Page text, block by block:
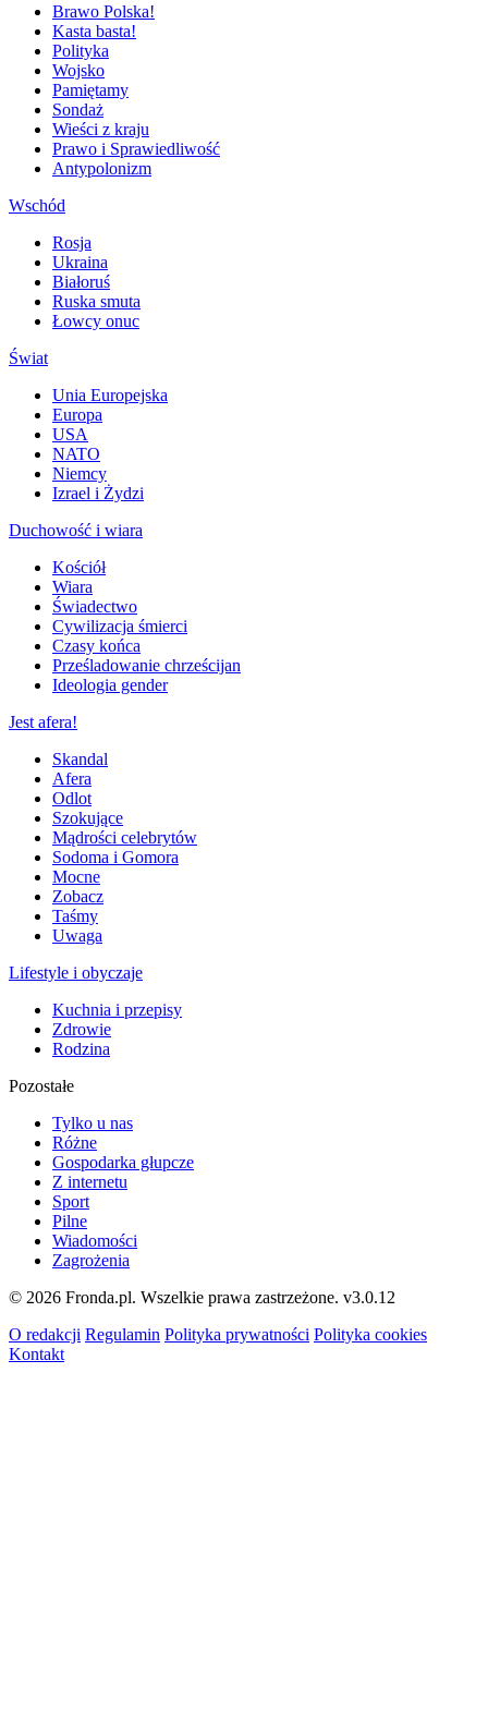
Brawo Polska!
Kasta basta!
Polityka
Wojsko
Pamiętamy
Sondaż
Wieści z kraju
Prawo i Sprawiedliwość
Antypolonizm
Wschód
Rosja
Ukraina
Białoruś
Ruska smuta
Łowcy onuc
Świat
Unia Europejska
Europa
USA
NATO
Niemcy
Izrael i Żydzi
Duchowość i wiara
Kościół
Wiara
Świadectwo
Cywilizacja śmierci
Czasy końca
Prześladowanie chrześcijan
Ideologia gender
Jest afera!
Skandal
Afera
Odlot
Szokujące
Mądrości celebrytów
Sodoma i Gomora
Mocne
Zobacz
Taśmy
Uwaga
Lifestyle i obyczaje
Kuchnia i przepisy
Zdrowie
Rodzina
Pozostałe
Tylko u nas
Różne
Gospodarka głupcze
Z internetu
Sport
Pilne
Wiadomości
Zagrożenia
© 2026 Fronda.pl. Wszelkie prawa zastrzeżone. v3.0.12
O redakcji Regulamin Polityka prywatności Polityka cookies
Kontakt